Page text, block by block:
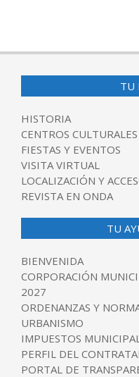
TU
HISTORIA
CENTROS CULTURALES
FIESTAS Y EVENTOS
VISITA VIRTUAL
LOCALIZACIÓN Y
REVISTA EN ONDA
TU
BIENVENIDA
CORPORACIÓN
2027
ORDENANZAS Y
URBANISMO
IMPUESTOS
PERFIL DEL
PORTAL DE